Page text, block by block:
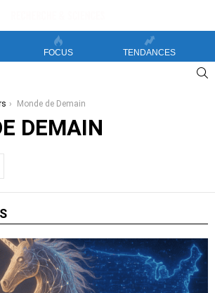
FOCUS TENDANCES
Monde de Demain
DEMAIN